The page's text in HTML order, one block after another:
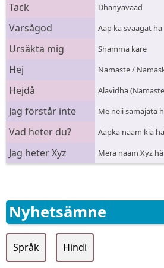
Tack Dhanyavaad
Varsågod Aap ka svaagat hä
Ursäkta mig Shamma kare
Hej Namaste /
Hejdå Alavidha
Jag förstår inte Me neii samajata
Vad heter du? Aapka naam kia
Jag heter Xyz Mera naam Xyz
Nyhetsämne
Språk Hindi